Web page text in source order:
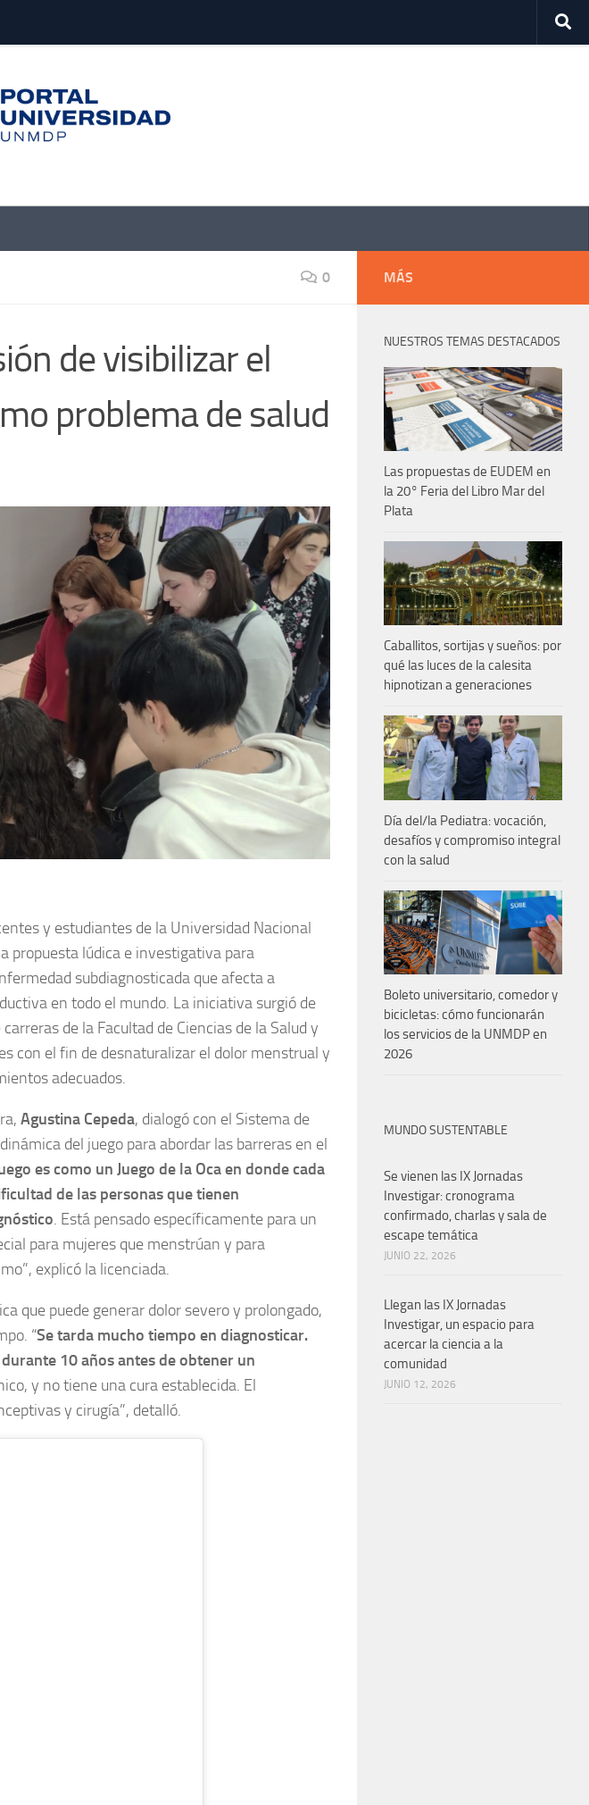
0
de visibilizar el
problema de salud
y estudiantes de la Universidad Nacional
propuesta lúdica e investigativa para
subdiagnosticada que afecta a
en todo el mundo. La iniciativa surgió de
de la Facultad de Ciencias de la Salud y
con el fin de desnaturalizar el dolor menstrual y
adecuados.
Agustina Cepeda, dialogó con el Sistema de
del juego para abordar las barreras en el
es como un Juego de la Oca en donde cada
de las personas que tienen
. Está pensado específicamente para un
para mujeres que menstrúan y para
explicó la licenciada.
que puede generar dolor severo y prolongado,
“Se tarda mucho tiempo en diagnosticar.
10 años antes de obtener un
y no tiene una cura establecida. El
y cirugía”, detalló.
MÁS
NUESTROS TEMAS DESTACADOS
Las propuestas de EUDEM en
la 20° Feria del Libro Mar del
Plata
Caballitos, sortijas y sueños: por
qué las luces de la calesita
hipnotizan a generaciones
Día del/la Pediatra: vocación,
desafíos y compromiso integral
con la salud
Boleto universitario, comedor y
bicicletas: cómo funcionarán
los servicios de la UNMDP en
2026
MUNDO SUSTENTABLE
Se vienen las IX Jornadas
Investigar: cronograma
confirmado, charlas y sala de
escape temática
JUNIO 22, 2026
Llegan las IX Jornadas
Investigar, un espacio para
acercar la ciencia a la
comunidad
JUNIO 12, 2026